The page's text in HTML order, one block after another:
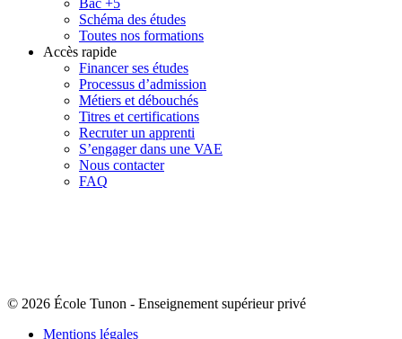
Bac +5
Schéma des études
Toutes nos formations
Accès rapide
Financer ses études
Processus d’admission
Métiers et débouchés
Titres et certifications
Recruter un apprenti
S’engager dans une VAE
Nous contacter
FAQ
© 2026 École Tunon - Enseignement supérieur privé
Mentions légales